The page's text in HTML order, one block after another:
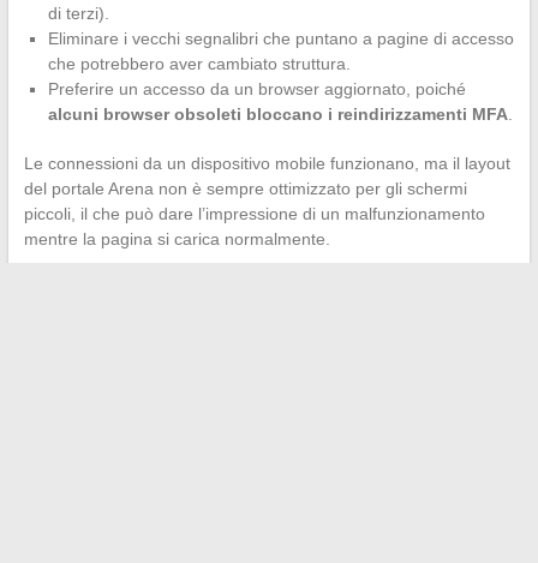
di terzi).
Eliminare i vecchi segnalibri che puntano a pagine di accesso
che potrebbero aver cambiato struttura.
Preferire un accesso da un browser aggiornato, poiché
alcuni browser obsoleti bloccano i reindirizzamenti MFA.
Le connessioni da un dispositivo mobile funzionano, ma il layout
del portale Arena non è sempre ottimizzato per gli schermi
piccoli, il che può dare l’impressione di un malfunzionamento
mentre la pagina si carica normalmente.